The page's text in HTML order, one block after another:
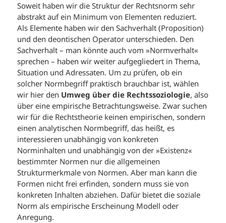
Soweit haben wir die Struktur der Rechtsnorm sehr
abstrakt auf ein Minimum von Elementen reduziert.
Als Elemente haben wir den Sachverhalt (Proposition)
und den deontischen Operator unterschieden. Den
Sachverhalt – man könnte auch vom »Normverhalt«
sprechen – haben wir weiter aufgegliedert in Thema,
Situation und Adressaten. Um zu prüfen, ob ein
solcher Normbegriff praktisch brauchbar ist, wählen
wir hier den Umweg über die Rechtssoziologie, also
über eine empirische Betrachtungsweise. Zwar suchen
wir für die Rechtstheorie keinen empirischen, sondern
einen analytischen Normbegriff, das heißt, es
interessieren unabhängig von konkreten
Norminhalten und unabhängig von der »Existenz«
bestimmter Normen nur die allgemeinen
Strukturmerkmale von Normen. Aber man kann die
Formen nicht frei erfinden, sondern muss sie von
konkreten Inhalten abziehen. Dafür bietet die soziale
Norm als empirische Erscheinung Modell oder
Anregung.